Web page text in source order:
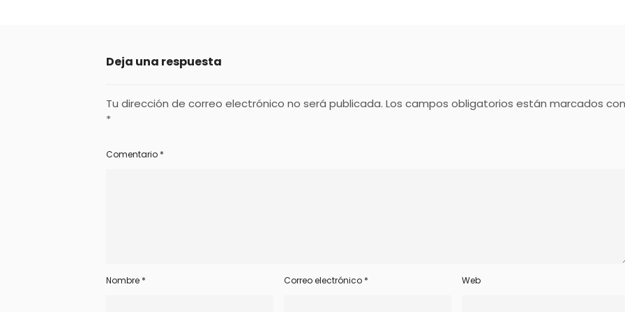
Deja una respuesta
Tu dirección de correo electrónico no será publicada. Los campos obligatorios están marcados con
*
Comentario *
Nombre * Correo electrónico * Web